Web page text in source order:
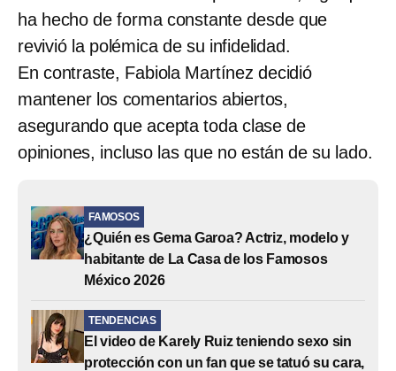
ha hecho de forma constante desde que
revivió la polémica de su infidelidad.
En contraste, Fabiola Martínez decidió
mantener los comentarios abiertos,
asegurando que acepta toda clase de
opiniones, incluso las que no están de su lado.
FAMOSOS
¿Quién es Gema Garoa? Actriz, modelo y
habitante de La Casa de los Famosos
México 2026
TENDENCIAS
El video de Karely Ruiz teniendo sexo sin
protección con un fan que se tatuó su cara,